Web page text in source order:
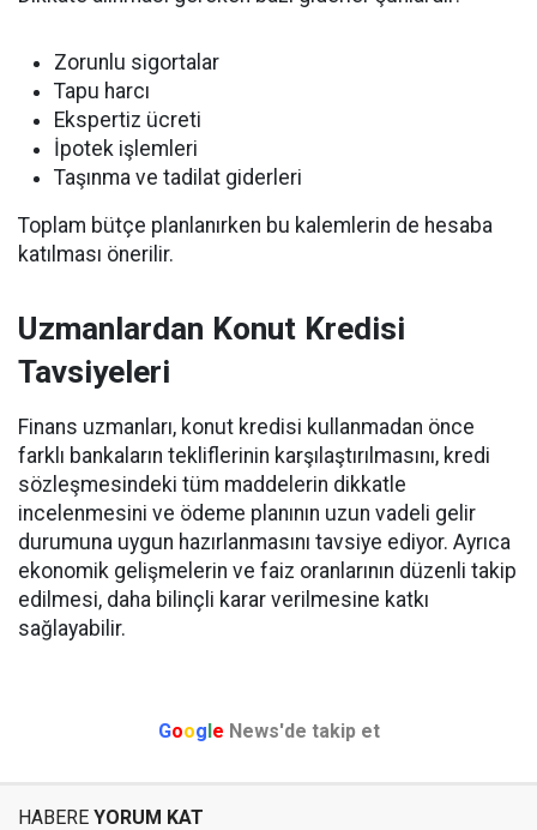
Zorunlu sigortalar
Tapu harcı
Ekspertiz ücreti
İpotek işlemleri
Taşınma ve tadilat giderleri
Toplam bütçe planlanırken bu kalemlerin de hesaba
katılması önerilir.
Uzmanlardan Konut Kredisi
Tavsiyeleri
Finans uzmanları, konut kredisi kullanmadan önce
farklı bankaların tekliflerinin karşılaştırılmasını, kredi
sözleşmesindeki tüm maddelerin dikkatle
incelenmesini ve ödeme planının uzun vadeli gelir
durumuna uygun hazırlanmasını tavsiye ediyor. Ayrıca
ekonomik gelişmelerin ve faiz oranlarının düzenli takip
edilmesi, daha bilinçli karar verilmesine katkı
sağlayabilir.
Google News'de takip et
HABERE YORUM KAT